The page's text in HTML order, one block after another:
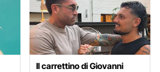
Il carrettino di Giovanni